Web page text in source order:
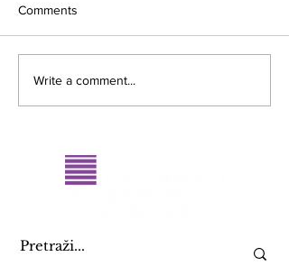
Javni poziv za glumce -
Comments
Write a comment...